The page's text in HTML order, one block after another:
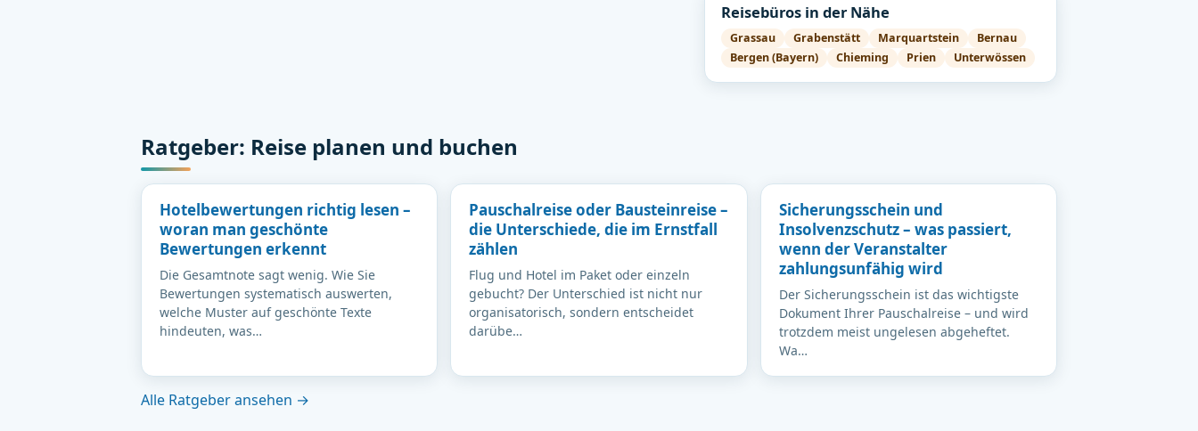
Reisebüros in der Nähe
Grassau Grabenstätt Marquartstein
Bernau
Bergen (Bayern)
Chieming Prien Unterwössen
Ratgeber: Reise planen und buchen
Hotelbewertungen richtig lesen –
woran man geschönte
Bewertungen erkennt
Die Gesamtnote sagt wenig. Wie Sie
Bewertungen systematisch auswerten,
welche Muster auf geschönte Texte
hindeuten, was…
Pauschalreise oder Bausteinreise –
die Unterschiede, die im Ernstfall
zählen
Flug und Hotel im Paket oder einzeln
gebucht? Der Unterschied ist nicht nur
organisatorisch, sondern entscheidet
darübe…
Sicherungsschein und
Insolvenzschutz – was passiert,
wenn der Veranstalter
zahlungsunfähig wird
Der Sicherungsschein ist das wichtigste
Dokument Ihrer Pauschalreise – und wird
trotzdem meist ungelesen abgeheftet.
Wa…
Alle Ratgeber ansehen →